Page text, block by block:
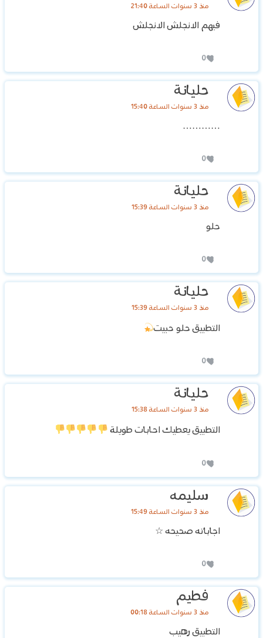
منذ 3 سنوات الساعة 21:40
‏فيهم الانجلش الانجلش
0
حليانة
منذ 3 سنوات الساعة 15:40
…………
0
حليانة
منذ 3 سنوات الساعة 15:39
حلو
0
حليانة
منذ 3 سنوات الساعة 15:39
التطبيق حلو حبيت
0
حليانة
منذ 3 سنوات الساعة 15:38
التطبيق يعطيك احابات طويلة
0
سليمه
منذ 3 سنوات الساعة 15:49
اجاباته صحيحه ☆
0
فطيم
منذ 3 سنوات الساعة 00:18
التطبيق رهيب